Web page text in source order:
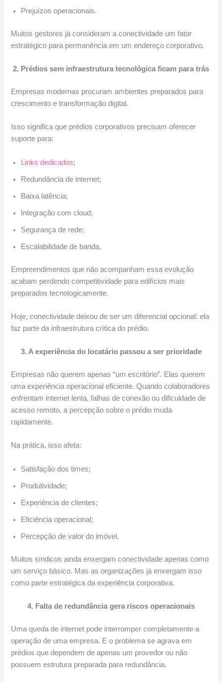
Prejuízos operacionais.
Muitos gestores já consideram a conectividade um fator
estratégico para permanência em um endereço corporativo.
2. Prédios sem infraestrutura tecnológica ficam para trás
Empresas modernas procuram ambientes preparados para
crescimento e transformação digital.
Isso significa que prédios corporativos precisam oferecer
suporte para:
Links dedicados;
Redundância de internet;
Baixa latência;
Integração com cloud;
Segurança de rede;
Escalabilidade de banda.
Empreendimentos que não acompanham essa evolução
acabam perdendo competitividade para edifícios mais
preparados tecnologicamente.
Hoje, conectividade deixou de ser um diferencial opcional: ela
faz parte da infraestrutura crítica do prédio.
3. A experiência do locatário passou a ser prioridade
Empresas não querem apenas “um escritório”. Elas querem
uma experiência operacional eficiente. Quando colaboradores
enfrentam internet lenta, falhas de conexão ou dificuldade de
acesso remoto, a percepção sobre o prédio muda
rapidamente.
Na prática, isso afeta:
Satisfação dos times;
Produtividade;
Experiência de clientes;
Eficiência operacional;
Percepção de valor do imóvel.
Muitos síndicos ainda enxergam conectividade apenas como
um serviço básico. Mas as organizações já enxergam isso
como parte estratégica da experiência corporativa.
4. Falta de redundância gera riscos operacionais
Uma queda de internet pode interromper completamente a
operação de uma empresa. E o problema se agrava em
prédios que dependem de apenas um provedor ou não
possuem estrutura preparada para redundância.